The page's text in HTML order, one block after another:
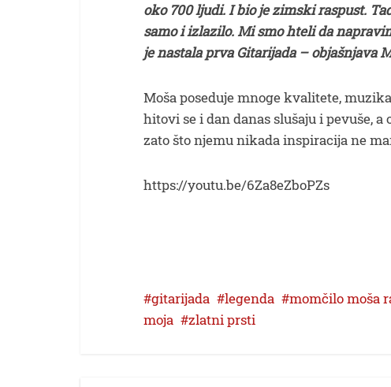
oko 700 ljudi. I bio je zimski raspust.
samo i izlazilo. Mi smo hteli da
je nastala prva Gitarijada – objašnjava
Moša poseduje mnoge kvalitete,
hitovi se i dan danas slušaju i pevuše,
zato što njemu nikada inspiracija ne
https://youtu.be/6Za8eZboPZs
gitarijada legenda momčilo moša
moja
zlatni prsti